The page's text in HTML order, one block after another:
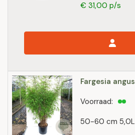
€ 31,00 p/s
Fargesia
50-60 cm 5,0L
Voorraad: